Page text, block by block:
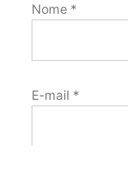
Nome *
E-mail *